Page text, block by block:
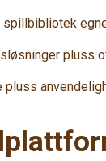
spillbibliotek
pluss
pluss